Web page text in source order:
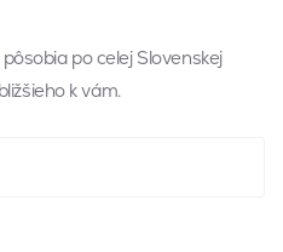
po celej Slovenskej
k vám.